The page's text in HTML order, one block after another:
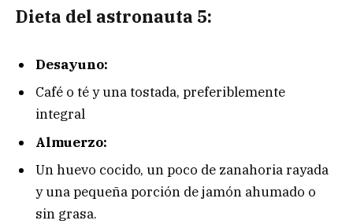
Dieta del astronauta 5:
Desayuno:
Café o té y una tostada, preferiblemente
integral
Almuerzo:
Un huevo cocido, un poco de zanahoria rayada
y una pequeña porción de jamón ahumado o
sin grasa.